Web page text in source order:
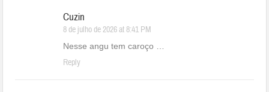
Cuzin
8 de julho de 2026 at 8:41 PM
Nesse angu tem caroço …
Reply